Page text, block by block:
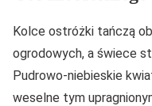
Kolce ostróżki tańczą
ogrodowych, a świece
Pudrowo-niebieskie
weselne tym